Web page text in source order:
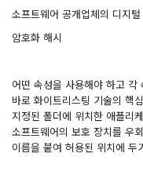
소프트웨어 공개업체의 디지
암호화 해시
어떤 속성을 사용해야 하고
바로 화이트리스팅 기술의 핵
지정된 폴더에 위치한 애플리
소프트웨어의 보호 장치를 우
이름을 붙여 허용된 위치에 두